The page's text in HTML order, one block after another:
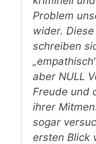
Problem
wider.
schreiben
aber NULL
Freude und
ihrer
sogar
ersten Blick